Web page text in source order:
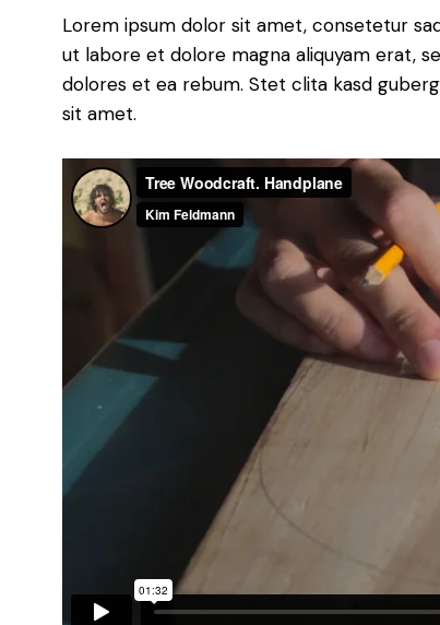
Lorem ipsum dolor sit amet, consetetur
ut labore et dolore magna aliquyam erat,
dolores et ea rebum. Stet clita kasd
sit amet.